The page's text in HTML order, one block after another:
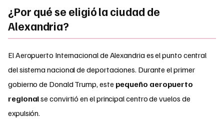
¿Por qué se eligió la ciudad de
Alexandria?
El Aeropuerto Internacional de Alexandria es el punto central
del sistema nacional de deportaciones. Durante el primer
gobierno de Donald Trump, este pequeño aeropuerto
regionalse convirtió en el principal centro de vuelos de
expulsión.